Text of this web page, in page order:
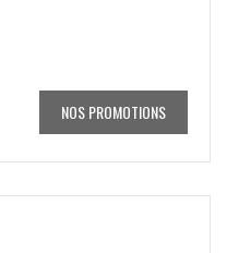
NOS PROMOTIONS